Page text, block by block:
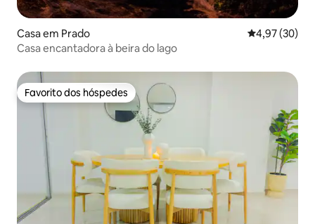
Casa em Prado Classificação
4,97 (30)
Casa encantadora à beira do lago
Favorito dos hóspedes
Favorito dos hóspedes